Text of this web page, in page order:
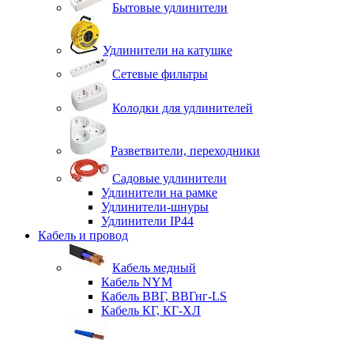
Бытовые удлинители
Удлинители на катушке
Сетевые фильтры
Колодки для удлинителей
Разветвители, переходники
Садовые удлинители
Удлинители на рамке
Удлинители-шнуры
Удлинители IP44
Кабель и провод
Кабель медный
Кабель NYM
Кабель ВВГ, ВВГнг-LS
Кабель КГ, КГ-ХЛ